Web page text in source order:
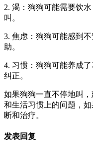
2. 渴：狗狗可能需要饮
叫。
3. 焦虑：狗狗可能感到
助。
4. 习惯：狗狗可能养成
纠正。
如果狗狗一直不停地叫
和生活习惯上的问题，
断和治疗。
发表回复